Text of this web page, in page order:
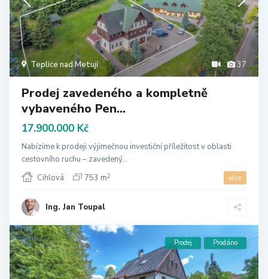
37
Teplice nad Metují
Prodej zavedeného a kompletně
vybaveného Pen...
17.900.000 Kč
Nabízíme k prodeji výjimečnou investiční příležitost v oblasti
cestovního ruchu – zavedený...
Cihlová
753 m2 více
Ing. Jan Toupal
Prodej Prodáno